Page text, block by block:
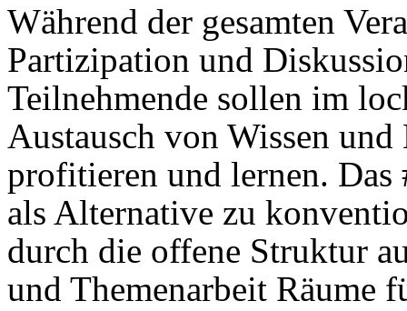
Während der gesamten
Partizipation und
Teilnehmende sollen im
Austausch von Wissen
profitieren und lernen. Das
als Alternative zu
durch die offene Struktur
und Themenarbeit Räume